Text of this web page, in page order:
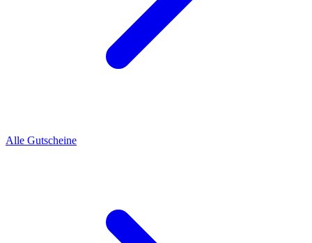
Alle Gutscheine